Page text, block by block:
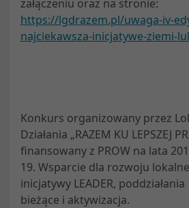
załączeniu oraz na stronie:
https://lgdrazem.pl/uwaga-iv-
najciekawsza-inicjatywe-ziemi-
Konkurs organizowany przez
Działania „RAZEM KU LEPSZEJ
finansowany z PROW na lata
19. Wsparcie dla rozwoju
inicjatywy LEADER,
bieżące i aktywizacja.